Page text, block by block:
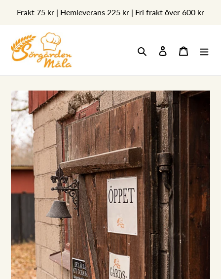
vidare
innehåll
Frakt 75 kr | Hemleverans 225 kr | Fri frakt över 600 kr
Logga in Varukorg